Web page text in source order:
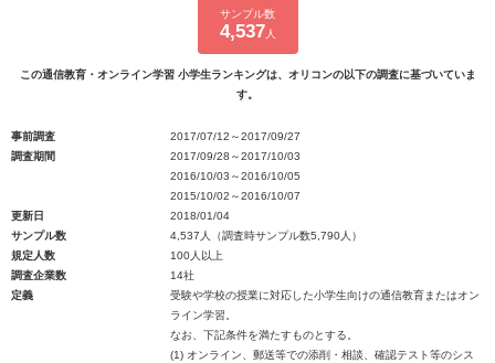
サンプル数
4,537 人
この通信教育・オンライン学習 小学生ランキングは、オリコンの以下の調査に基づいていま
す。
事前調査
2017/07/12～2017/09/27
調査期間
2017/09/28～2017/10/03
2016/10/03～2016/10/05
2015/10/02～2016/10/07
更新日
2018/01/04
サンプル数
4,537人（調査時サンプル数5,790人）
規定人数
100人以上
調査企業数
14社
定義
受験や学校の授業に対応した小学生向けの通信教育またはオン
ライン学習。
なお、下記条件を満たすものとする。
(1) オンライン、郵送等での添削・相談、確認テスト等のシス